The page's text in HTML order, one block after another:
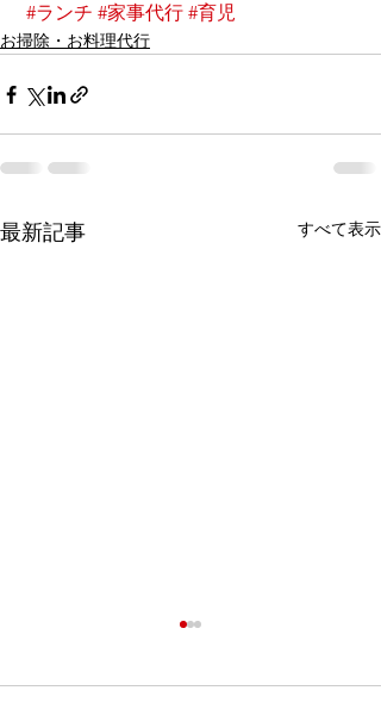
#ランチ #家事代行 #育児
お掃除・お料理代行
最新記事 すべて表示